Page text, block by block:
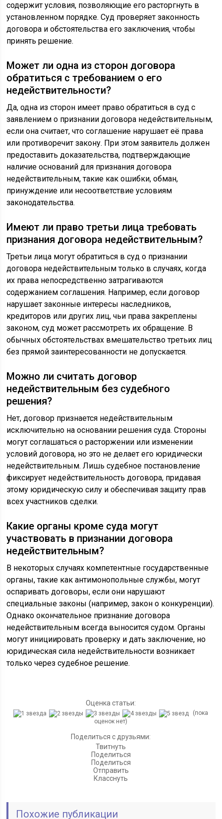
содержит условия, позволяющие его расторгнуть в
установленном порядке. Суд проверяет законность
договора и обстоятельства его заключения, чтобы
принять решение.
Может ли одна из сторон договора
обратиться с требованием о его
недействительности?
Да, одна из сторон имеет право обратиться в суд с
заявлением о признании договора недействительным,
если она считает, что соглашение нарушает её права
или противоречит закону. При этом заявитель должен
предоставить доказательства, подтверждающие
наличие оснований для признания договора
недействительным, такие как ошибки, обман,
принуждение или несоответствие условиям
законодательства.
Имеют ли право третьи лица требовать
признания договора недействительным?
Третьи лица могут обратиться в суд о признании
договора недействительным только в случаях, когда
их права непосредственно затрагиваются
содержанием соглашения. Например, если договор
нарушает законные интересы наследников,
кредиторов или других лиц, чьи права закреплены
законом, суд может рассмотреть их обращение. В
обычных обстоятельствах вмешательство третьих лиц
без прямой заинтересованности не допускается.
Можно ли считать договор
недействительным без судебного
решения?
Нет, договор признается недействительным
исключительно на основании решения суда. Стороны
могут соглашаться о расторжении или изменении
условий договора, но это не делает его юридически
недействительным. Лишь судебное постановление
фиксирует недействительность договора, придавая
этому юридическую силу и обеспечивая защиту прав
всех участников сделки.
Какие органы кроме суда могут
участвовать в признании договора
недействительным?
В некоторых случаях компетентные государственные
органы, такие как антимонопольные службы, могут
оспаривать договоры, если они нарушают
специальные законы (например, закон о конкуренции).
Однако окончательное признание договора
недействительным всегда выносится судом. Органы
могут инициировать проверку и дать заключение, но
юридическая сила недействительности возникает
только через судебное решение.
Оценка статьи:
(пока
оценок нет)
Поделиться с друзьями:
Твитнуть
Поделиться
Поделиться
Отправить
Класснуть
Похожие публикации